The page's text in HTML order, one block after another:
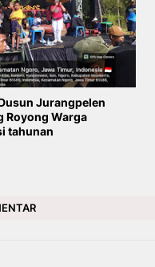
Jurangpelen
Royong Warga
tahunan